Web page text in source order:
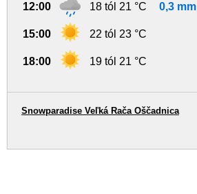
12:00 18 tól 21 °C 0,3 mm
15:00 22 tól 23 °C
18:00 19 tól 21 °C
Snowparadise Veľká Rača Oščadnica